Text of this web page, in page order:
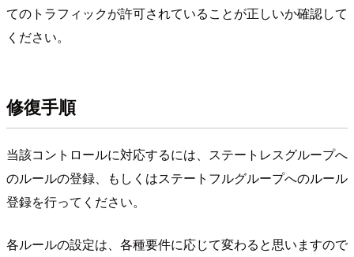
てのトラフィックが許可されていることが正しいか確認して
ください。
修復手順
当該コントロールに対応するには、ステートレスグループへ
のルールの登録、もしくはステートフルグループへのルール
登録を行ってください。
各ルールの設定は、各種要件に応じて変わると思いますので